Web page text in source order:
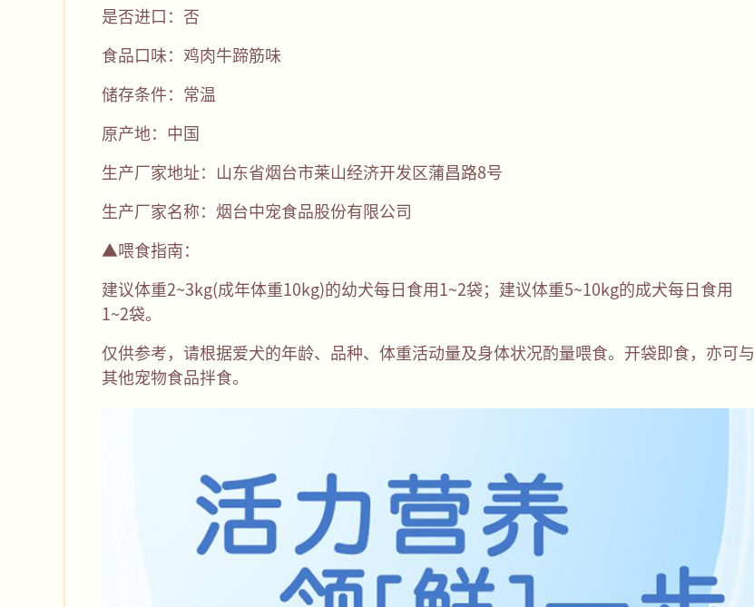
是否进口：否
食品口味：鸡肉牛蹄筋味
储存条件：常温
原产地：中国
生产厂家地址：山东省烟台市莱山经济开发区蒲昌路8号
生产厂家名称：烟台中宠食品股份有限公司
▲喂食指南：
建议体重2~3kg(成年体重10kg)的幼犬每日食用1~2袋；建议体重5~10kg的成犬每日食用
1~2袋。
仅供参考，请根据爱犬的年龄、品种、体重活动量及身体状况酌量喂食。开袋即食，亦可与
其他宠物食品拌食。